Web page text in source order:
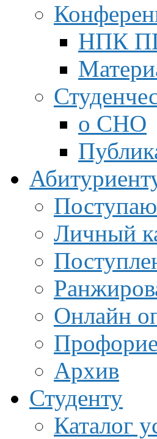
НПК
о СНО
Личный
Онлайн
Архив
Студенту
Каталог